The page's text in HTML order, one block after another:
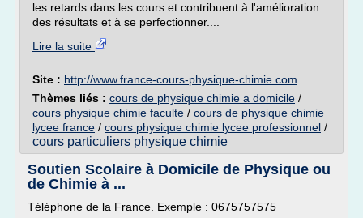
les retards dans les cours et contribuent à l'amélioration
des résultats et à se perfectionner....
Lire la suite
Site : http://www.france-cours-physique-chimie.com
Thèmes liés : cours de physique chimie a domicile /
cours physique chimie faculte / cours de physique chimie
lycee france / cours physique chimie lycee professionnel /
cours particuliers physique chimie
Soutien Scolaire à Domicile de Physique ou
de Chimie à ...
Téléphone de la France. Exemple : 0675757575